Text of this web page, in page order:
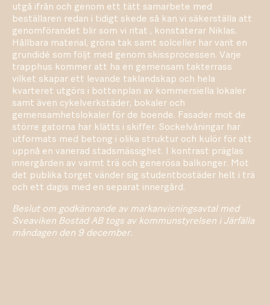
utgå ifrån och genom ett tätt samarbete med
beställaren redan i tidigt skede så kan vi säkerställa att
genomförandet blir som vi ritat , konstaterar Niklas.
Hållbara material, gröna tak samt solceller har varit en
grundidé som följt med genom skissprocessen. Varje
trapphus kommer att ha en gemensam takterrass
vilket skapar ett levande taklandskap och hela
kvarteret utgörs i bottenplan av kommersiella lokaler
samt även cykelverkstäder, bokaler och
gemensamhetslokaler för de boende. Fasader mot de
större gatorna har klätts i skiffer. Sockelvåningar har
utformats med betong i olika struktur och kulör för att
uppnå en varierad stadsmässighet. I kontrast präglas
innergården av varmt trä och generösa balkonger. Mot
det publika torget vänder sig studentbostäder helt i trä
och ett dagis med en separat innergård.
Beslut om godkännande av markanvisningsavtal med
Sveaviken Bostad AB togs av kommunstyrelsen i Järfälla
måndagen den 9 december.